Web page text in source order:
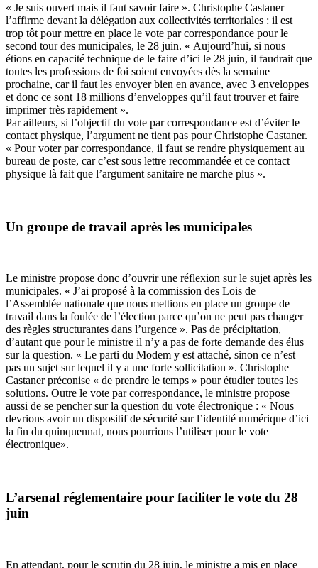
« Je suis ouvert mais il faut savoir faire ». Christophe Castaner
l’affirme devant la délégation aux collectivités territoriales : il est
trop tôt pour mettre en place le vote par correspondance pour le
second tour des municipales, le 28 juin. « Aujourd’hui, si nous
étions en capacité technique de le faire d’ici le 28 juin, il faudrait que
toutes les professions de foi soient envoyées dès la semaine
prochaine, car il faut les envoyer bien en avance, avec 3 enveloppes
et donc ce sont 18 millions d’enveloppes qu’il faut trouver et faire
imprimer très rapidement ».
Par ailleurs, si l’objectif du vote par correspondance est d’éviter le
contact physique, l’argument ne tient pas pour Christophe Castaner.
« Pour voter par correspondance, il faut se rendre physiquement au
bureau de poste, car c’est sous lettre recommandée et ce contact
physique là fait que l’argument sanitaire ne marche plus ».
Un groupe de travail après les municipales
Le ministre propose donc d’ouvrir une réflexion sur le sujet après les
municipales. « J’ai proposé à la commission des Lois de
l’Assemblée nationale que nous mettions en place un groupe de
travail dans la foulée de l’élection parce qu’on ne peut pas changer
des règles structurantes dans l’urgence ». Pas de précipitation,
d’autant que pour le ministre il n’y a pas de forte demande des élus
sur la question. « Le parti du Modem y est attaché, sinon ce n’est
pas un sujet sur lequel il y a une forte sollicitation ». Christophe
Castaner préconise « de prendre le temps » pour étudier toutes les
solutions. Outre le vote par correspondance, le ministre propose
aussi de se pencher sur la question du vote électronique : « Nous
devrions avoir un dispositif de sécurité sur l’identité numérique d’ici
la fin du quinquennat, nous pourrions l’utiliser pour le vote
électronique».
L’arsenal réglementaire pour faciliter le vote du 28
juin
En attendant, pour le scrutin du 28 juin, le ministre a mis en place